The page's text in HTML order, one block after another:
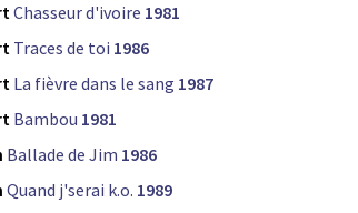
Chasseur d'ivoire 1981
Traces de toi 1986
La fièvre dans le sang 1987
Bambou 1981
Ballade de Jim 1986
Quand j'serai k.o. 1989